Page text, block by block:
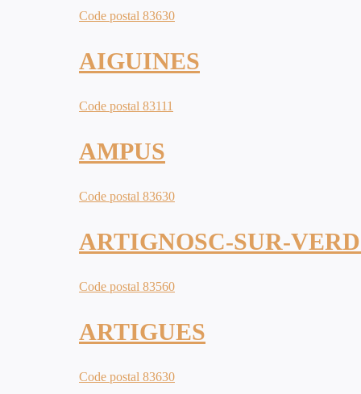
Code postal 83630
AIGUINES
Code postal 83111
AMPUS
Code postal 83630
ARTIGNOSC-SUR-
Code postal 83560
ARTIGUES
Code postal 83630